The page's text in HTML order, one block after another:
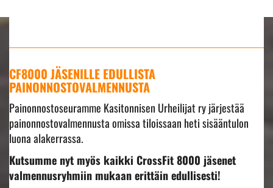
CF8000 JÄSENILLE EDULLISTA
PAINONNOSTOVALMENNUSTA
Painonnostoseuramme Kasitonnisen Urheilijat ry järjestää
painonnostovalmennusta omissa tiloissaan heti sisääntulon
luona alakerrassa.
Kutsumme nyt myös kaikki CrossFit 8000 jäsenet
valmennusryhmiin mukaan erittäin edullisesti!